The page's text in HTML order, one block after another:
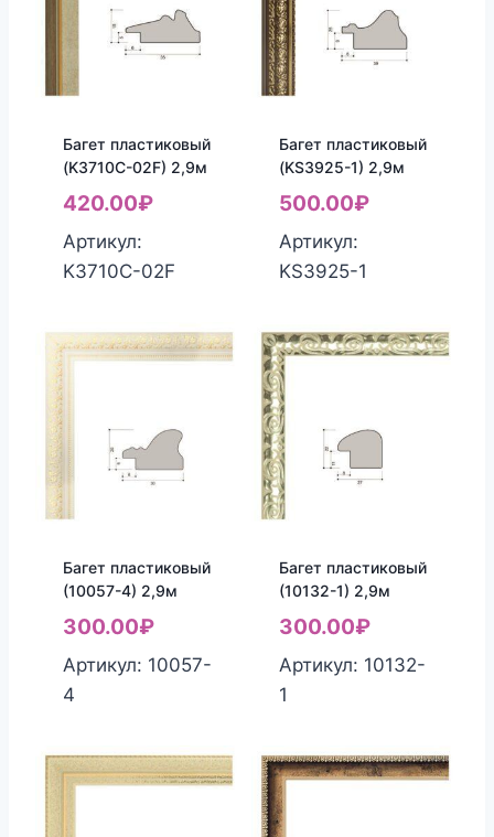
Багет пластиковый
(K3710C-02F) 2,9м
420.00₽
Артикул:
K3710C-02F
Багет пластиковый
(KS3925-1) 2,9м
500.00₽
Артикул:
KS3925-1
Багет пластиковый
(10057-4) 2,9м
300.00₽
Артикул: 10057-
4
Багет пластиковый
(10132-1) 2,9м
300.00₽
Артикул: 10132-
1